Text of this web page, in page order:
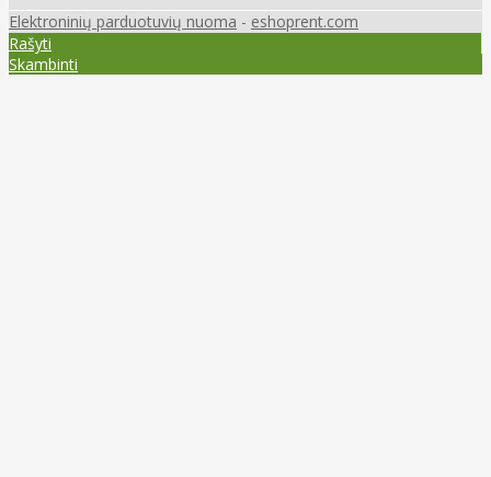
Elektroninių parduotuvių nuoma - eshoprent.com
Rašyti
Skambinti